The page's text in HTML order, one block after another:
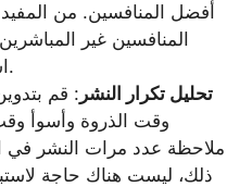
أفضل المنافسين. من
المنافسين غير
استراتيجية نشر أفضل.
تحليل تكرار النشر : قم
وقت الذروة وأسوأ
ملاحظة عدد مرات النشر في
ذلك، ليست هناك حاجة